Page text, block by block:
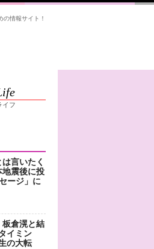
の情報サイト！
イフ
言いたく
震後に投
ージ」に
板倉滉と結
イミン
の大転